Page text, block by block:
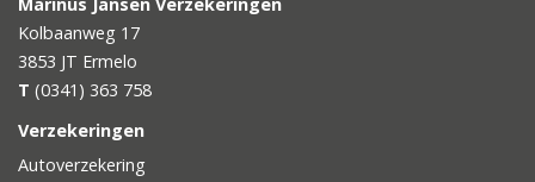
Kolbaanweg 17
3853 JT Ermelo
T (0341) 363 758
Verzekeringen
Autoverzekering